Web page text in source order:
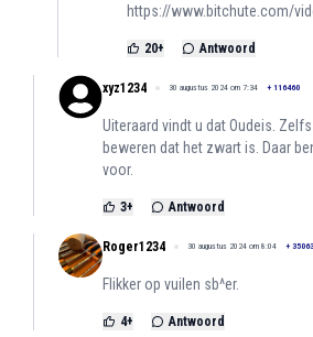
https://www.bitchute.com/
20+ Antwoord
xyz1234 30 augustus 2024 om 7:34 + 116460
Uiteraard vindt u dat Oudeis.
beweren dat het zwart is. Daar
voor.
3+ Antwoord
Roger1234 30 augustus 2024 om 8:04 + 35063
Flikker op vuilen sb^er.
4+ Antwoord